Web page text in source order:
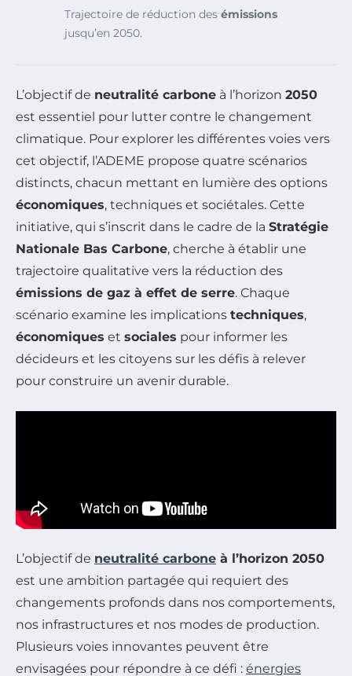
Trajectoire de réduction des émissions
jusqu’en 2050.
L’objectif de neutralité carbone à l’horizon 2050
est essentiel pour lutter contre le changement
climatique. Pour explorer les différentes voies vers
cet objectif, l’ADEME propose quatre scénarios
distincts, chacun mettant en lumière des options
économiques, techniques et sociétales. Cette
initiative, qui s’inscrit dans le cadre de la Stratégie
Nationale Bas Carbone, cherche à établir une
trajectoire qualitative vers la réduction des
émissions de gaz à effet de serre. Chaque
scénario examine les implications techniques,
économiques et sociales pour informer les
décideurs et les citoyens sur les défis à relever
pour construire un avenir durable.
L’objectif de neutralité carbone à l’horizon 2050
est une ambition partagée qui requiert des
changements profonds dans nos comportements,
nos infrastructures et nos modes de production.
Plusieurs voies innovantes peuvent être
envisagées pour répondre à ce défi : énergies